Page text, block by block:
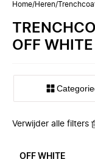
Home/Heren/
OFF WHITE
Verwijder alle filters
OFF WHITE